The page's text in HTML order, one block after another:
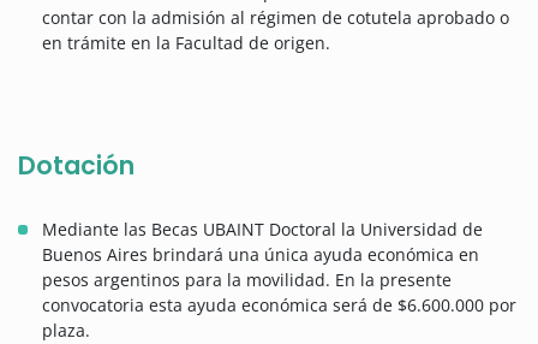
contar con la admisión al régimen de cotutela aprobado o
en trámite en la Facultad de origen.
Dotación
Mediante las Becas UBAINT Doctoral la Universidad de
Buenos Aires brindará una única ayuda económica en
pesos argentinos para la movilidad. En la presente
convocatoria esta ayuda económica será de $6.600.000 por
plaza.